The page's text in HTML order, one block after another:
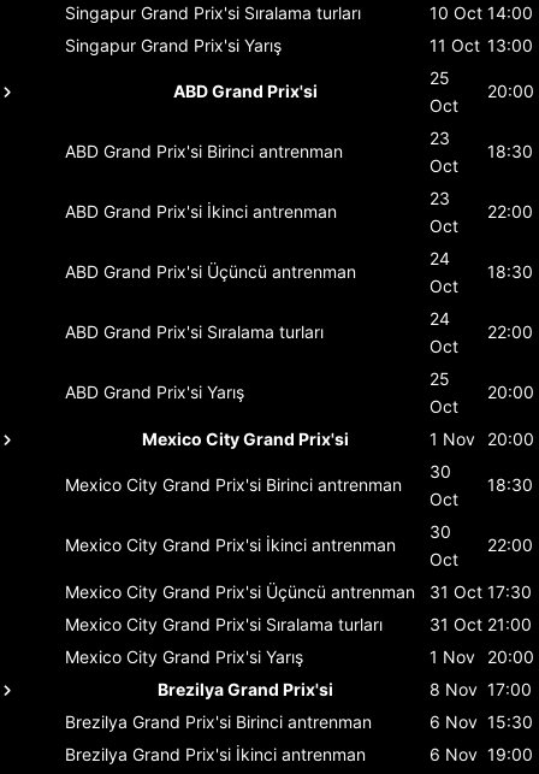
Singapur Grand Prix'si Sıralama turları 10 Oct 14:00
Singapur Grand Prix'si Yarış 11 Oct 13:00
ABD Grand Prix'si
25
Oct
20:00
ABD Grand Prix'si Birinci antrenman
23
Oct
18:30
ABD Grand Prix'si İkinci antrenman
23
Oct
22:00
ABD Grand Prix'si Üçüncü antrenman
24
Oct
18:30
ABD Grand Prix'si Sıralama turları
24
Oct
22:00
ABD Grand Prix'si Yarış
25
Oct
20:00
Mexico City Grand Prix'si 1 Nov 20:00
Mexico City Grand Prix'si Birinci antrenman
30
Oct
18:30
Mexico City Grand Prix'si İkinci antrenman
30
Oct
22:00
Mexico City Grand Prix'si Üçüncü antrenman 31 Oct 17:30
Mexico City Grand Prix'si Sıralama turları 31 Oct 21:00
Mexico City Grand Prix'si Yarış 1 Nov
20:00
Brezilya Grand Prix'si
8 Nov 17:00
Brezilya Grand Prix'si Birinci antrenman 6 Nov 15:30
Brezilya Grand Prix'si İkinci antrenman 6 Nov 19:00